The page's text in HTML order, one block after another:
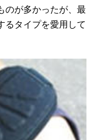
のが多かったが、最
るタイプを愛用して